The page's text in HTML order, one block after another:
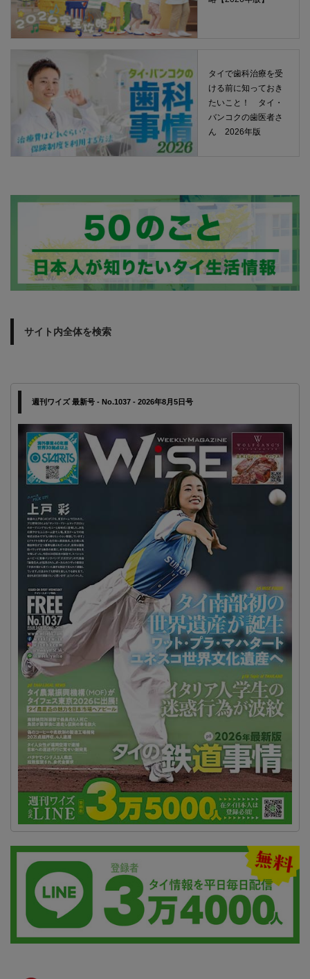
タイで歯科治療を受
ける前に知っておき
たいこと！ タイ・
バンコクの歯医者さ
ん 2026年版
サイト内全体を検索
週刊ワイズ 最新号 - No.1037 - 2026年8月5日号